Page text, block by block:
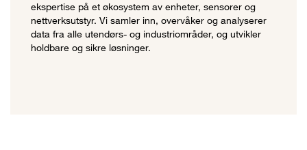
ekspertise på et økosystem av enheter, sensorer og
nettverksutstyr. Vi samler inn, overvåker og analyserer
data fra alle utendørs- og industriområder, og utvikler
holdbare og sikre løsninger.